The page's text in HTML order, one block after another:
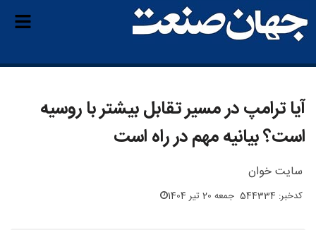
آیا ترامپ در مسیر تقابل بیشتر با روسیه
است؟ بیانیه مهم در راه است
سایت خوان
کدخبر: 544334 جمعه 20 تیر 1404